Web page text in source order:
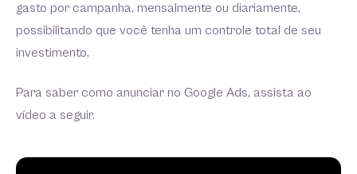
gasto por campanha, mensalmente ou diariamente,
possibilitando que você tenha um controle total de seu
investimento.
Para saber como anunciar no Google Ads, assista ao
vídeo a seguir.